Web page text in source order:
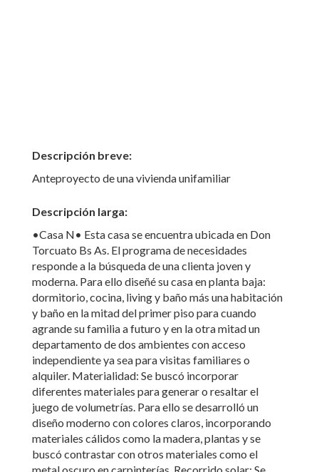
Descripción breve:
Anteproyecto de una vivienda unifamiliar
Descripción larga:
•Casa N• Esta casa se encuentra ubicada en Don
Torcuato Bs As. El programa de necesidades
responde a la búsqueda de una clienta joven y
moderna. Para ello diseñé su casa en planta baja:
dormitorio, cocina, living y baño más una habitación
y baño en la mitad del primer piso para cuando
agrande su familia a futuro y en la otra mitad un
departamento de dos ambientes con acceso
independiente ya sea para visitas familiares o
alquiler. Materialidad: Se buscó incorporar
diferentes materiales para generar o resaltar el
juego de volumetrías. Para ello se desarrolló un
diseño moderno con colores claros, incorporando
materiales cálidos como la madera, plantas y se
buscó contrastar con otros materiales como el